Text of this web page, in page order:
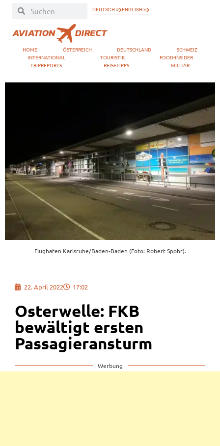
DEUTSCH » ENGLISH »
HOME ÖSTERREICH DEUTSCHLAND
SCHWEIZ
INTERNATIONAL
TOURISTIK
FOOD-INSIDER
TRIPREPORTS
REISETIPPS MILITÄR
Flughafen Karlsruhe/Baden-Baden (Foto: Robert Spohr).
22. April 2022 17:02
Osterwelle: FKB
bewältigt ersten
Passagieransturm
Werbung